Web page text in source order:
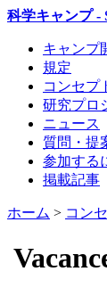
科学キャンプ -
キャンプ
規定
コンセプ
研究プロ
ニュース
質問・提
参加する
掲載記事
ホーム > コン